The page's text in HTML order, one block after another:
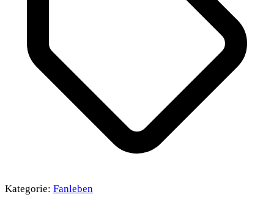
Kategorie: Fanleben